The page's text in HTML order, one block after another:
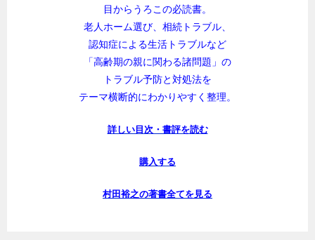
目からうろこの必読書。
老人ホーム選び、相続トラブル、
認知症による生活トラブルなど
「高齢期の親に関わる諸問題」の
トラブル予防と対処法を
テーマ横断的にわかりやすく整理。
詳しい目次・書評を読む
購入する
村田裕之の著書全てを見る